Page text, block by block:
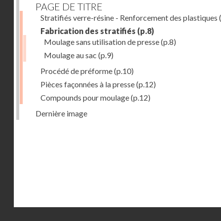
PAGE DE TITRE
Stratifiés verre-résine - Renforcement des plastiques
Fabrication des stratifiés (p.8)
Moulage sans utilisation de presse(p.8)
Moulage au sac (p.9)
Procédé de préforme(p.10)
Pièces façonnées à la presse(p.12)
Compounds pour moulage(p.12)
Dernière image